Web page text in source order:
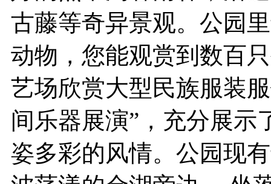
古藤等奇异景观。公园
动物，您能观赏到数百
艺场欣赏大型民族服装
间乐器展演”，充分展示
姿多彩的风情。公园现